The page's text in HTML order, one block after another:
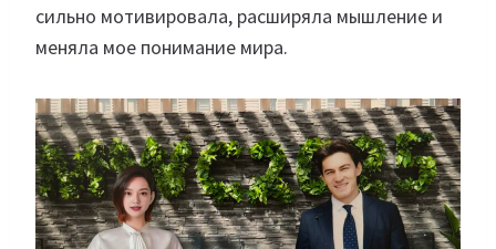
сильно мотивировала, расширяла мышление и
меняла мое понимание мира.